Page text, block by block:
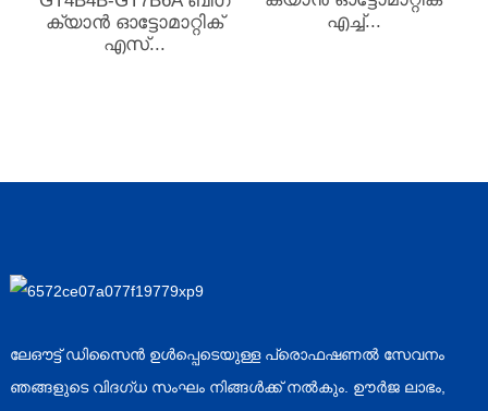
ക്യാൻ ഓട്ടോമാറ്റിക്
എസ്...
എച്ച്...
ലേഔട്ട് ഡിസൈൻ ഉൾപ്പെടെയുള്ള പ്രൊഫഷണൽ സേവനം
ഞങ്ങളുടെ വിദഗ്ധ സംഘം നിങ്ങൾക്ക് നൽകും. ഊർജ ലാഭം,